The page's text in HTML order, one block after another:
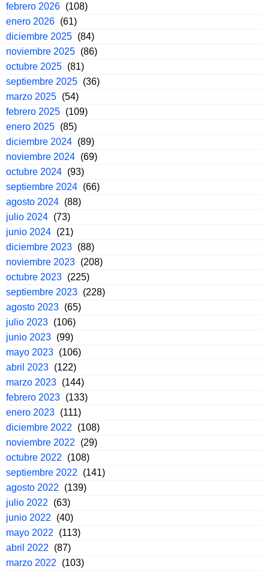
febrero 2026 (108)
enero 2026 (61)
diciembre 2025 (84)
noviembre 2025 (86)
octubre 2025 (81)
septiembre 2025 (36)
marzo 2025 (54)
febrero 2025 (109)
enero 2025 (85)
diciembre 2024 (89)
noviembre 2024 (69)
octubre 2024 (93)
septiembre 2024 (66)
agosto 2024 (88)
julio 2024 (73)
junio 2024 (21)
diciembre 2023 (88)
noviembre 2023 (208)
octubre 2023 (225)
septiembre 2023 (228)
agosto 2023 (65)
julio 2023 (106)
junio 2023 (99)
mayo 2023 (106)
abril 2023 (122)
marzo 2023 (144)
febrero 2023 (133)
enero 2023 (111)
diciembre 2022
(108)
noviembre 2022
(29)
octubre 2022
(108)
septiembre 2022
(141)
agosto 2022
(139)
julio 2022
(63)
junio 2022
(40)
mayo 2022
(113)
abril 2022
(87)
marzo 2022
(103)